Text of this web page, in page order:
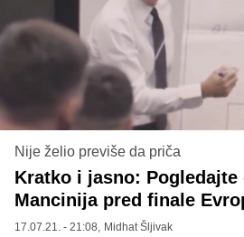
Nije želio previše da priča
Kratko i jasno: Pogledajte
Mancinija pred finale
17.07.21. - 21:08, Midhat Šljivak